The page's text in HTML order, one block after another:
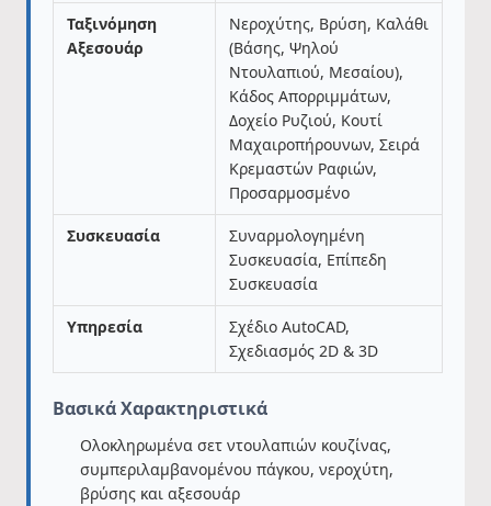
Ταξινόμηση
Αξεσουάρ
Νεροχύτης, Βρύση, Καλάθι
(Βάσης, Ψηλού
Ντουλαπιού, Μεσαίου),
Κάδος Απορριμμάτων,
Δοχείο Ρυζιού, Κουτί
Μαχαιροπήρουνων, Σειρά
Κρεμαστών Ραφιών,
Προσαρμοσμένο
Συσκευασία
Συναρμολογημένη
Συσκευασία, Επίπεδη
Συσκευασία
Υπηρεσία
Σχέδιο AutoCAD,
Σχεδιασμός 2D & 3D
Βασικά Χαρακτηριστικά
Ολοκληρωμένα σετ ντουλαπιών κουζίνας,
συμπεριλαμβανομένου πάγκου, νεροχύτη,
βρύσης και αξεσουάρ